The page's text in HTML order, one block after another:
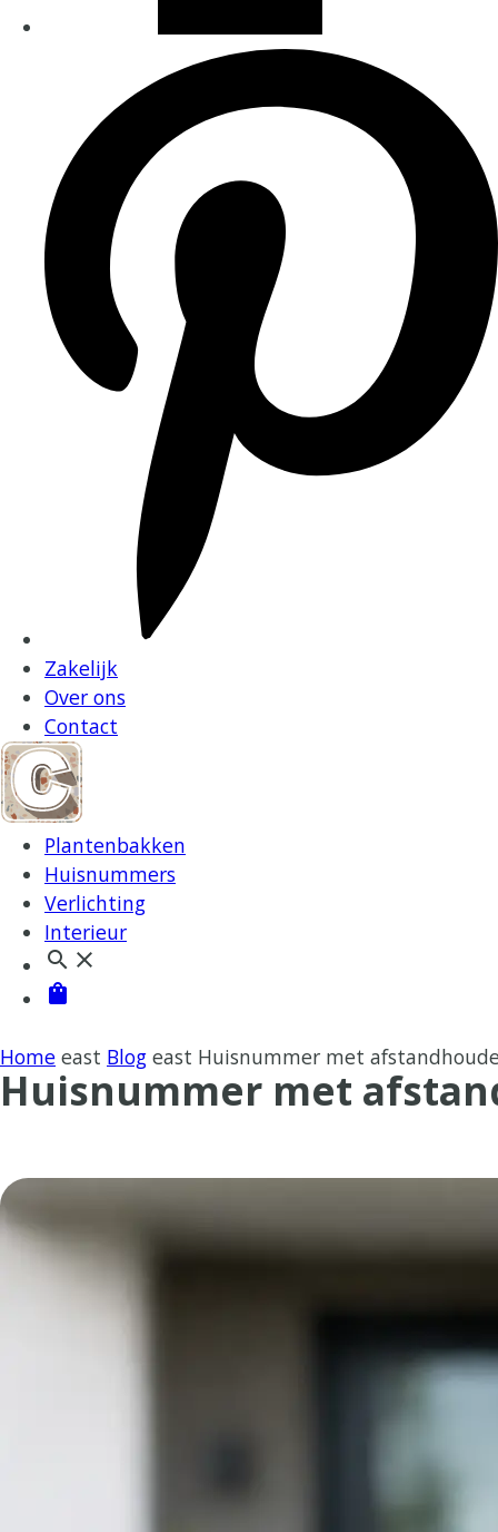
Zakelijk
Over ons
Contact
Plantenbakken
Huisnummers
Verlichting
Interieur
search close
shopping_bag
Home east Blog east Huisnummer met
Huisnummer met